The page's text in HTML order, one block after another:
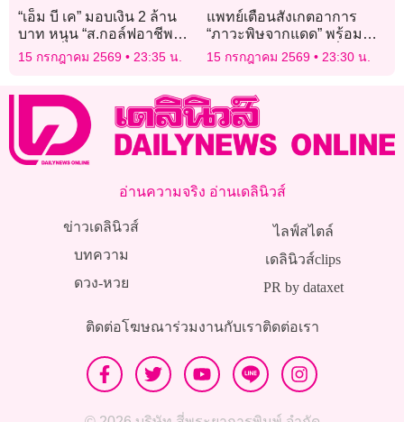
“เอ็ม บี เค” มอบเงิน 2 ล้าน
บาท หนุน “ส.กอล์ฟอาชีพ
ไทย” เพื่อร่วมพัฒนาวงการ
กอล์ฟไทย
15 กรกฎาคม 2569 23:35 น.
แพทย์เตือนสังเกตอาการ
“ภาวะพิษจากแดด” พร้อม
แนะวิธีปฐมพยาบาลที่ถูก
15 กรกฎาคม 2569 23:30 น.
อ่านความจริง อ่านเดลินิวส์
ข่าวเดลินิวส์
บทความ
ดวง-หวย
ไลฟ์สไตล์
เดลินิวส์clips
PR by dataxet
ติดต่อโฆษณาร่วมงานกับเราติดต่อเรา